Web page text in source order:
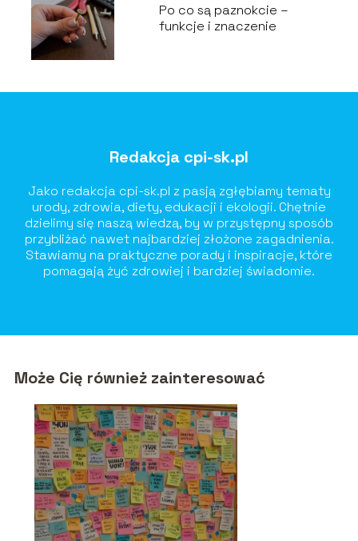
Po co są paznokcie –
funkcje i znaczenie
Redakcja cpi-sk.pl
Jako redakcja cpi-sk.pl z pasją zgłębiamy tematy
urody, zdrowia, diety, edukacji i ekologii. Chętnie
dzielimy się naszą wiedzą, by w przystępny sposób
przybliżać nawet najbardziej złożone zagadnienia.
Stawiamy na praktyczne porady i inspiracje, które
pomagają żyć zdrowiej i bardziej świadomie.
Może Cię również zainteresować